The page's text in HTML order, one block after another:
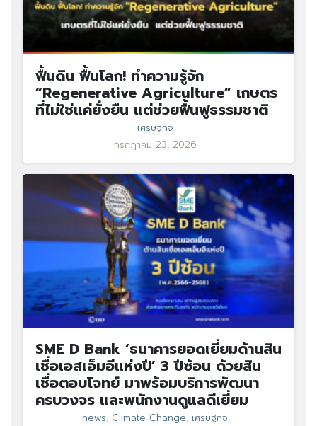
ฟื้นดิน ฟื้นโลก! ทำความรู้จัก
“Regenerative Agriculture” เกษตร
ที่ไม่ใช่แค่ยั่งยืน แต่ช่วยฟื้นฟูธรรมชาติ
เศรษฐกิจ
กรกฎาคม 23, 2026
SME D Bank ‘ธนาคารยอดเยี่ยมด้านสิน
เชื่อเอสเอ็มอีแห่งปี’ 3 ปีซ้อน ด้วยสิน
เชื่อตอบโจทย์ มาพร้อมบริการพัฒนา
ครบวงจร และพนักงานดูแลดีเยี่ยม
news, Climate Change, เศรษฐกิจ